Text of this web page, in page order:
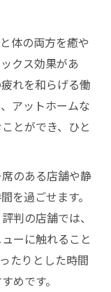
体の両方を癒や
クス効果があ
れを和らげる働
アットホームな
とができ、ひと
のある店舗や静
を過ごせます。
判の店舗では、
ーに触れること
たりとした時間
めです。